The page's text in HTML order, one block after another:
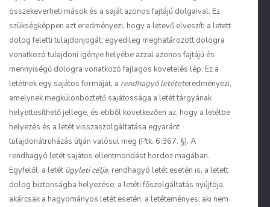
összekeverheti mások és a saját azonos fajtájú dolgaival. Ez
szükségképpen azt eredményezi, hogy a letevő elveszíti a letett
dolog feletti tulajdonjogát; egyedileg meghatározott dologra
vonatkozó tulajdoni igénye helyébe azzal azonos fajtájú és
mennyiségű dologra vonatkozó fajlagos követelés lép. Ez a
letétnek egy sajátos formáját, a rendhagyó letéteteredményezi,
amelynek megkülönböztető sajátossága a letét tárgyának
helyettesíthető jellege, és ebből következően az, hogy a letétbe
helyezés és a letét visszaszolgáltatása egyaránt
tulajdonátruházás útján valósul meg (Ptk. 6:367. §). A
rendhagyó letét sajátos ellentmondást hordoz magában.
Egyfelől, a letét ügyleti célja, rendhagyó letét esetén is, a letett
dolog biztonságba helyezése; a letéti főszolgáltatás nyújtója,
akárcsak a hagyományos letét esetén, a letéteményes, aki nem